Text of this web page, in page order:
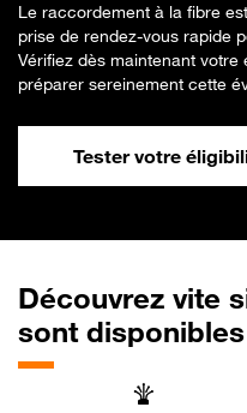
Le raccordement à la fibre
prise de rendez-vous rapide
Vérifiez dès maintenant
préparer sereinement cette
Tester votre
Découvrez vite
sont